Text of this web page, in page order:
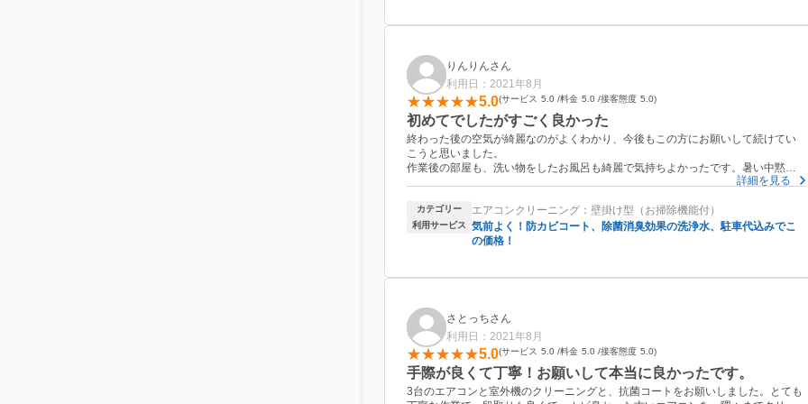
りんりんさん
利用日：2021年8月
5.0 サービス 5.0 料金 5.0 接客態度 5.0
初めてでしたがすごく良かった
終わった後の空気が綺麗なのがよくわかり、今後もこの方にお願いして続けてい
こうと思いました。
作業後の部屋も、洗い物をしたお風呂も綺麗で気持ちよかったです。暑い中黙々
と作業してくださりありがとうございました。次回は部屋の近くに車が停められ
詳細を見る
カテゴリー エアコンクリーニング：壁掛け型（お掃除機能付）
利用サービス
気前よく！防カビコート、除菌消臭効果の洗浄水、駐車代込みでこ
の価格！
さとっちさん
利用日：2021年8月
5.0 サービス 5.0 料金 5.0 接客態度 5.0
手際が良くて丁寧！お願いして本当に良かったです。
3台のエアコンと室外機のクリーニングと、抗菌コートをお願いしました。とても